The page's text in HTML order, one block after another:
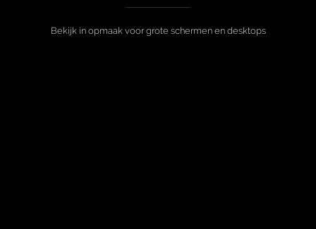
Bekijk in opmaak voor grote schermen en desktops